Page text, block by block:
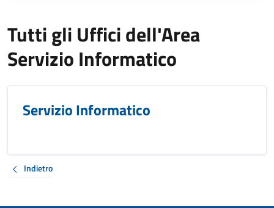
Tutti gli Uffici dell'Area
Servizio Informatico
Servizio Informatico
Indietro